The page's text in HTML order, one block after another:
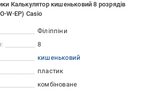
Калькулятор кишеньковий 8 розрядів
W-EP) Casio
Філіппіни
8
кишеньковий
пластик
комбіноване